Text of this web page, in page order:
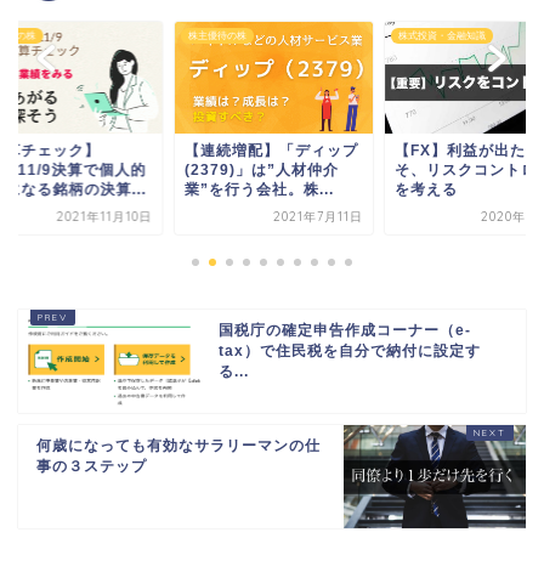
待の株
算チェック】
11/9決算で個人的
になる銘柄の決算...
2021年11月10日
株主優待の株
【連続増配】「ディップ
(2379)」は”人材仲介
業”を行う会社。株...
2021年7月11日
株式投資・金融知識
【FX】利益が出た
そ、リスクコントロ
を考える
2020年9
国税庁の確定申告作成コーナー（e-
tax）で住民税を自分で納付に設定す
る...
何歳になっても有効なサラリーマンの仕
事の３ステップ